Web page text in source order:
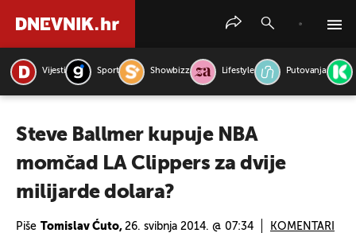
Vijesti Sport Showbizz Lifestyle Putovanja
Steve Ballmer kupuje NBA
momčad LA Clippers za dvije
milijarde dolara?
Piše Tomislav Ćuto, 26. svibnja 2014. @ 07:34 KOMENTARI
PRETRAŽITE VIJESTI